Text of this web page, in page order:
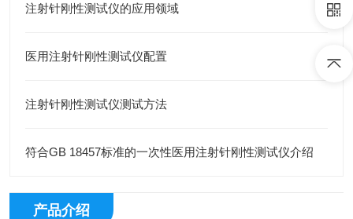
注射针刚性测试仪的应用领域
医用注射针刚性测试仪配置
注射针刚性测试仪测试方法
符合GB 18457标准的一次性医用注射针刚性测试仪介绍
产品介绍